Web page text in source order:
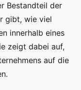
Bestandteil der
gibt, wie viel
innerhalb eines
zeigt dabei auf,
auf die